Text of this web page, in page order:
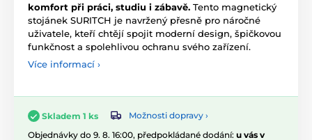
komfort při práci, studiu i zábavě. Tento magnetický
stojánek SURITCH je navržený přesně pro náročné
uživatele, kteří chtějí spojit moderní design, špičkovou
funkčnost a spolehlivou ochranu svého zařízení.
Více informací ›
Skladem 1 ks
Možnosti dopravy ›
Objednávky do 9. 8. 16:00, předpokládané dodání: u vás v